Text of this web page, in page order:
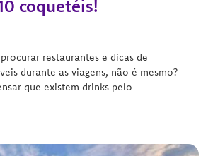
coquetéis!
restaurantes e dicas de
durante as viagens, não é mesmo?
que existem drinks pelo